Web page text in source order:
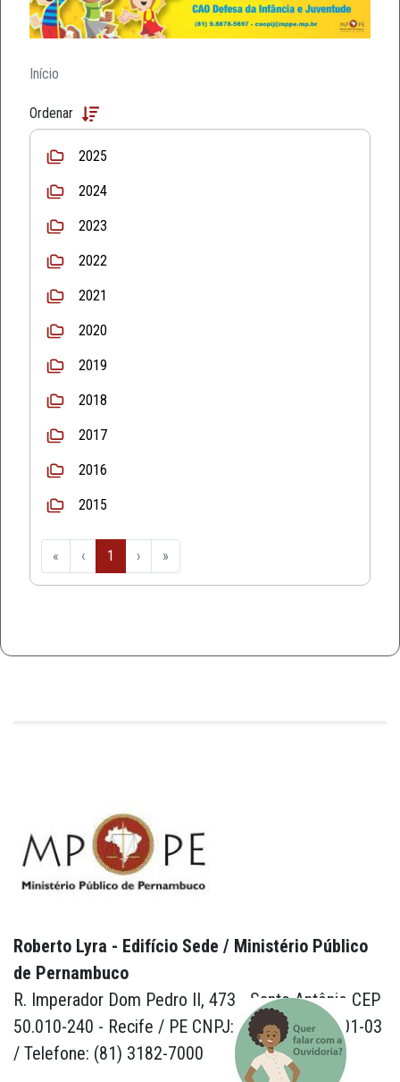
Início
Ordenar
2025
2024
2023
2022
2021
2020
2019
2018
2017
2016
2015
« ‹ 1 › »
Roberto Lyra - Edifício Sede / Ministério Público
de Pernambuco
R. Imperador Dom Pedro II, 473 - Santo Antônio CEP
50.010-240 - Recife / PE CNPJ: 24.417.065/0001-03
/ Telefone: (81) 3182-7000